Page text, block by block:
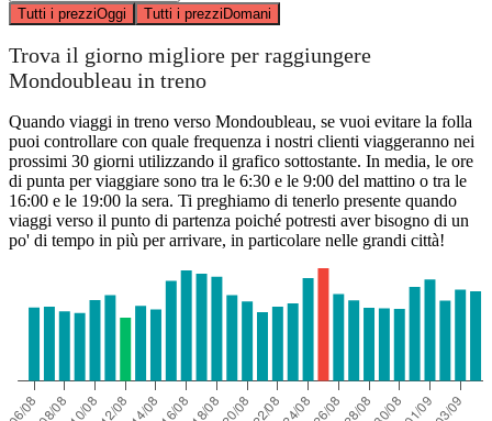
Tutti i prezziOggi Tutti i prezziDomani
Trova il giorno migliore per raggiungere
Mondoubleau in treno
Quando viaggi in treno verso Mondoubleau, se vuoi evitare la folla
puoi controllare con quale frequenza i nostri clienti viaggeranno nei
prossimi 30 giorni utilizzando il grafico sottostante. In media, le ore
di punta per viaggiare sono tra le 6:30 e le 9:00 del mattino o tra le
16:00 e le 19:00 la sera. Ti preghiamo di tenerlo presente quando
viaggi verso il punto di partenza poiché potresti aver bisogno di un
po' di tempo in più per arrivare, in particolare nelle grandi città!